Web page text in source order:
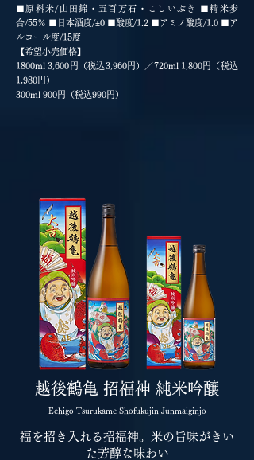
■原料米/山田錦・五百万石・こしいぶき ■精米歩
合/55％ ■日本酒度/±0 ■酸度/1.2 ■アミノ酸度/1.0 ■ア
ルコール度/15度
【希望小売価格】
1800ml 3,600円（税込3,960円）／720ml 1,800円（税込
1,980円）
300ml 900円（税込990円）
越後鶴亀 招福神 純米吟醸
Echigo Tsurukame Shofukujin Junmaiginjo
福を招き入れる招福神。米の旨味がきい
た芳醇な味わい